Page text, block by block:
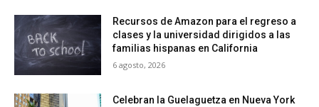
Recursos de Amazon para el regreso a
clases y la universidad dirigidos a las
familias hispanas en California
6 agosto, 2026
Celebran la Guelaguetza en Nueva York